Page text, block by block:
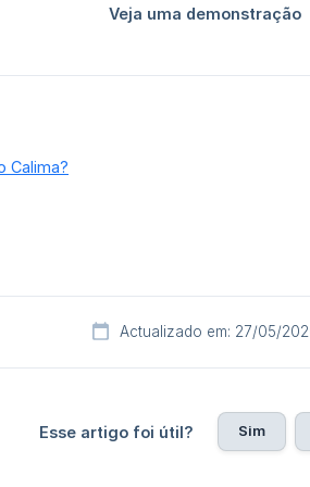
Calima?
Actualizado em: 27/05/
Esse artigo foi útil? Sim